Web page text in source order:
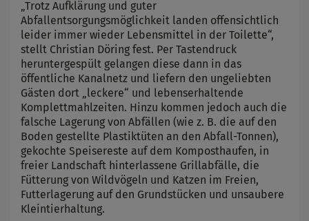
„Trotz Aufklärung und guter
Abfallentsorgungsmöglichkeit landen offensichtlich
leider immer wieder Lebensmittel in der Toilette“,
stellt Christian Döring fest. Per Tastendruck
heruntergespült gelangen diese dann in das
öffentliche Kanalnetz und liefern den ungeliebten
Gästen dort „leckere“ und lebenserhaltende
Komplettmahlzeiten. Hinzu kommen jedoch auch die
falsche Lagerung von Abfällen (wie z. B. die auf den
Boden gestellte Plastiktüten an den Abfall-Tonnen),
gekochte Speisereste auf dem Komposthaufen, in
freier Landschaft hinterlassene Grillabfälle, die
Fütterung von Wildvögeln und Katzen im Freien,
Futterlagerung auf den Grundstücken und unsaubere
Kleintierhaltung.